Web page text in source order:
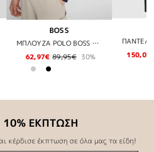
ΠΑΝΤΕΛΟΝΙ ΚΟΣΤΟΥΜΙΟΥ DIGEL - 50
169,50€ 12% 88,00€
10% ΕΚΠΤΩΣΗ
κέρδισε έκπτωση σε όλα μας τα είδη!